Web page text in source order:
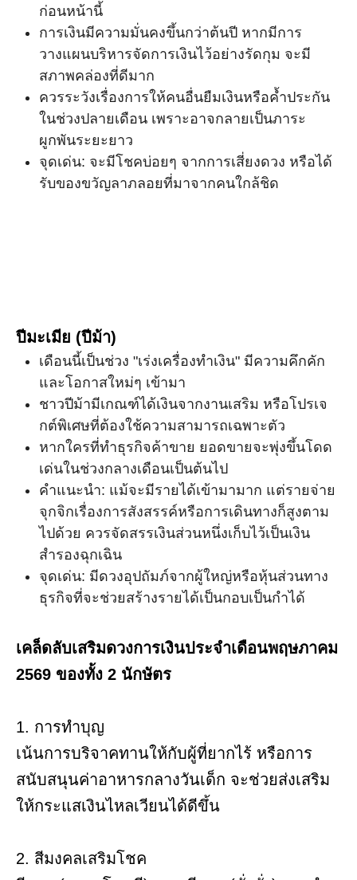
ก่อนหน้านี้
การเงินมีความมั่นคงขึ้นกว่าต้นปี หากมีการ
วางแผนบริหารจัดการเงินไว้อย่างรัดกุม จะมี
สภาพคล่องที่ดีมาก
ควรระวังเรื่องการให้คนอื่นยืมเงินหรือค้ำประกัน
ในช่วงปลายเดือน เพราะอาจกลายเป็นภาระ
ผูกพันระยะยาว
จุดเด่น: จะมีโชคบ่อยๆ จากการเสี่ยงดวง หรือได้
รับของขวัญลาภลอยที่มาจากคนใกล้ชิด
ปีมะเมีย (ปีม้า)
เดือนนี้เป็นช่วง "เร่งเครื่องทำเงิน" มีความคึกคัก
และโอกาสใหม่ๆ เข้ามา
ชาวปีม้ามีเกณฑ์ได้เงินจากงานเสริม หรือโปรเจ
กต์พิเศษที่ต้องใช้ความสามารถเฉพาะตัว
หากใครที่ทำธุรกิจค้าขาย ยอดขายจะพุ่งขึ้นโดด
เด่นในช่วงกลางเดือนเป็นต้นไป
คำแนะนำ: แม้จะมีรายได้เข้ามามาก แต่รายจ่าย
จุกจิกเรื่องการสังสรรค์หรือการเดินทางก็สูงตาม
ไปด้วย ควรจัดสรรเงินส่วนหนึ่งเก็บไว้เป็นเงิน
สำรองฉุกเฉิน
จุดเด่น: มีดวงอุปถัมภ์จากผู้ใหญ่หรือหุ้นส่วนทาง
ธุรกิจที่จะช่วยสร้างรายได้เป็นกอบเป็นกำได้
เคล็ดลับเสริมดวงการเงินประจำเดือนพฤษภาคม
2569 ของทั้ง 2 นักษัตร
1. การทำบุญ
เน้นการบริจาคทานให้กับผู้ที่ยากไร้ หรือการ
สนับสนุนค่าอาหารกลางวันเด็ก จะช่วยส่งเสริม
ให้กระแสเงินไหลเวียนได้ดีขึ้น
2. สีมงคลเสริมโชค